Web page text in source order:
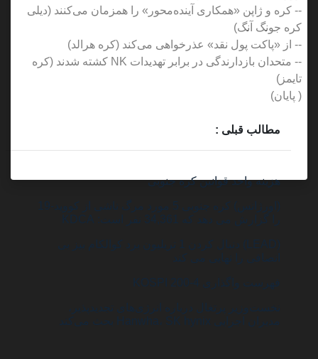
-- کره و ژاپن «همکاری آینده‌محور» را همزمان می‌کنند (دیلی
کره جونگ آنگ)
-- از «پاکت پول نقد» عذرخواهی می‌کند (کره هرالد)
-- متحدان بازدارندگی در برابر تهدیدات NK کشته شدند (کره
تایمز)
( پایان)
مطالب قبلی :
هزینه واحد قوانین کره جنوبی
را گزارش می دهد که 34,361 نفر است: KDCA
(LEAD) دنبال کردن 1 تریلیون برد کوالکام بیز بی
انصافی را نهایی می کند
فهرست واگذاری KOSPI 200-4
نخست‌وزیر پرتغال درباره انرژی‌های تجدیدپذیر،